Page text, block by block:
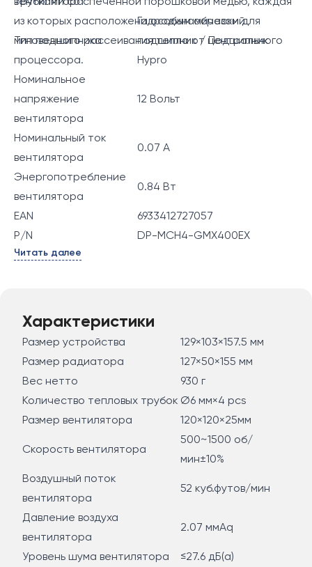
из которых расположена особым образом для
мгновенного рассеивания тепла от центрального
процессора.
Тип подшипника
Гидродинамический
подшипник / Подшипник
Hypro
Номинальное
напряжение
вентилятора
12 Вольт
Номинальный ток
вентилятора
0.07 A
Энергопотребление
вентилятора
0.84 Вт
EAN
6933412727057
P/N
DP-MCH4-GMX400EX
Читать далее
Характеристики
Размер устройства
129×103×157.5 мм
Размер радиатора
127×50×155 мм
Вес нетто
930 г
Количество тепловых трубок Ø6 мм×4 pcs
Размер вентилятора
120×120×25мм
Скорость вентилятора
500~1500 об/
мин±10%
Воздушный поток
вентилятора
52 куб.футов/мин
Давление воздуха
вентилятора
2.07 ммAq
Уровень шума вентилятора
≤27.6 дБ(а)